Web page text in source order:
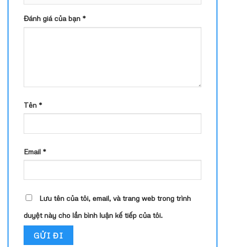
Đánh giá của bạn *
Tên *
Email *
Lưu tên của tôi, email, và trang web trong trình
duyệt này cho lần bình luận kế tiếp của tôi.